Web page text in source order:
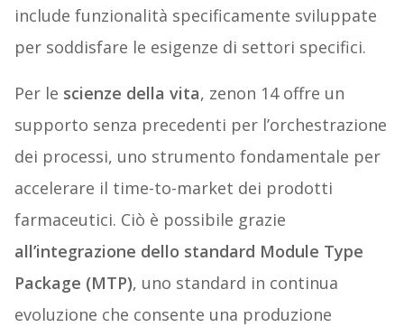
include funzionalità specificamente sviluppate
per soddisfare le esigenze di settori specifici.
Per le scienze della vita, zenon 14 offre un
supporto senza precedenti per l’orchestrazione
dei processi, uno strumento fondamentale per
accelerare il time-to-market dei prodotti
farmaceutici. Ciò è possibile grazie
all’integrazione dello standard Module Type
Package (MTP), uno standard in continua
evoluzione che consente una produzione